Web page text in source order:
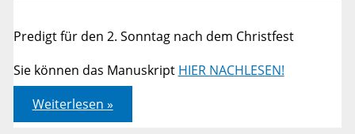
Predigt für den 2. Sonntag nach dem Christfest
Sie können das Manuskript HIER NACHLESEN!
1.
Johannes
5,6-
Weiterlesen »